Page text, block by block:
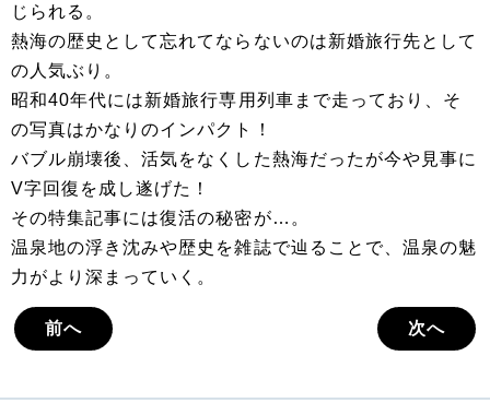
じられる。
熱海の歴史として忘れてならないのは新婚旅行先として
の人気ぶり。
昭和40年代には新婚旅行専用列車まで走っており、そ
の写真はかなりのインパクト！
バブル崩壊後、活気をなくした熱海だったが今や見事に
V字回復を成し遂げた！
その特集記事には復活の秘密が…。
温泉地の浮き沈みや歴史を雑誌で辿ることで、温泉の魅
力がより深まっていく。
前へ 次へ